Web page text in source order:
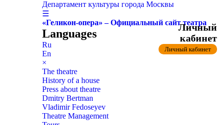
Департамент культуры города Москвы
☰
«Геликон-опера» – Официальный сайт театра
Languages
Ru
En
×
The theatre
History of a house
Press about theatre
Dmitry Bertman
Vladimir Fedoseyev
Theatre Management
Личный
кабинет
Личный кабинет